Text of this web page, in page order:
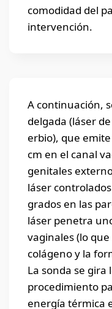
comodidad del
intervención.
A continuación,
delgada (láser
erbio), que
cm en el canal
genitales
láser
grados en las
láser penetra
vaginales (lo
colágeno y la
La sonda se
procedimiento
energía térmica